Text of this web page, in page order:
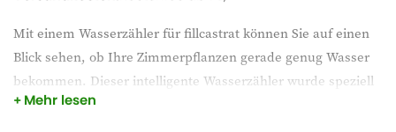
Mit einem Wasserzähler für fillcastrat können Sie auf einen
Blick sehen, ob Ihre Zimmerpflanzen gerade genug Wasser
bekommen. Dieser intelligente Wasserzähler wurde speziell
für fillcastrat entwickelt und macht es einfach, Über- oder
Mehr lesen